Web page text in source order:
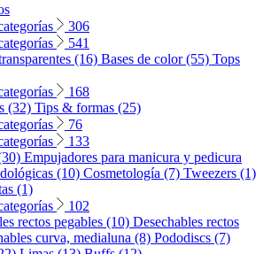
306
541
(16) Bases de color (55) Tops
168
(32) Tips & formas (25)
76
133
Empujadores para manicura y pedicura
(10) Cosmetología (7) Tweezers (1)
(1)
102
rectos pegables (10) Desechables rectos
curva, medialuna (8) Pododiscs (7)